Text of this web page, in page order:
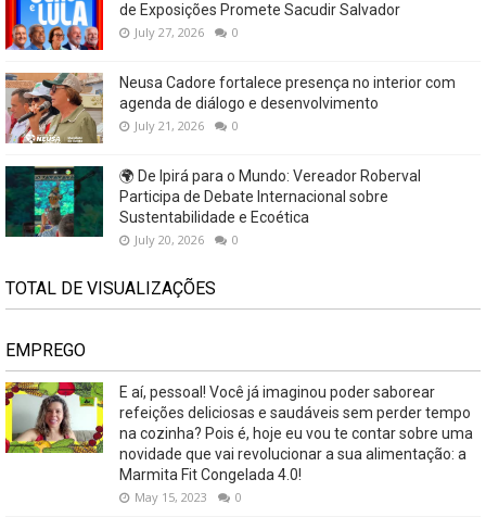
de Exposições Promete Sacudir Salvador
July 27, 2026 0
Neusa Cadore fortalece presença no interior com
agenda de diálogo e desenvolvimento
July 21, 2026 0
🌍 De Ipirá para o Mundo: Vereador Roberval
Participa de Debate Internacional sobre
Sustentabilidade e Ecoética
July 20, 2026 0
TOTAL DE VISUALIZAÇÕES
EMPREGO
E aí, pessoal! Você já imaginou poder saborear
refeições deliciosas e saudáveis ​​sem perder tempo
na cozinha? Pois é, hoje eu vou te contar sobre uma
novidade que vai revolucionar a sua alimentação: a
Marmita Fit Congelada 4.0!
May 15, 2023 0